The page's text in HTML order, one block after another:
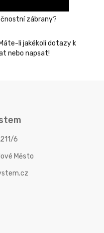
zábrany?
li jakékoli dotazy k
nebo napsat!
6
Město